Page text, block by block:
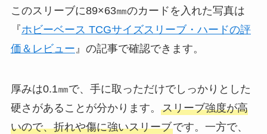
このスリーブに89×63㎜のカードを入れた写真は
『ホビーベース TCGサイズスリーブ・ハードの評
価＆レビュー 』の記事で確認できます。
厚みは0.1㎜で、手に取っただけでしっかりとした
硬さがあることが分かります。 スリーブ強度が高
いので、折れや傷に強いスリーブです。一方で、